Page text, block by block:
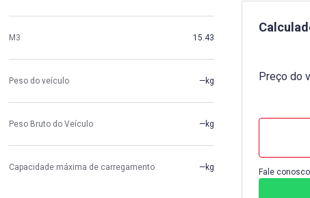
Preço do
Fale
M3 15.43
Peso do veículo —kg
Peso Bruto do Veículo —kg
Capacidade máxima de carregamento —kg